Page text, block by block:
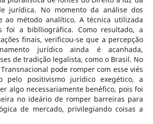
jurídica. No momento da análise dos
ao método analítico. A técnica utilizada
foi a biblliográfica. Como resultado, a
finais, verificou-se que a percepção
jurídico ainda é acanhada,
de tradição legalista, como o Brasil. No
pode romper com esse viés
pelo positivismo jurídico exegético, a
algo necessariamente benéfico, pois foi
no ideário de romper barreiras para
de mercado, privilegiando coisas a